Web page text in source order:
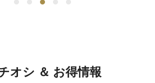
オシ ＆ お得情報